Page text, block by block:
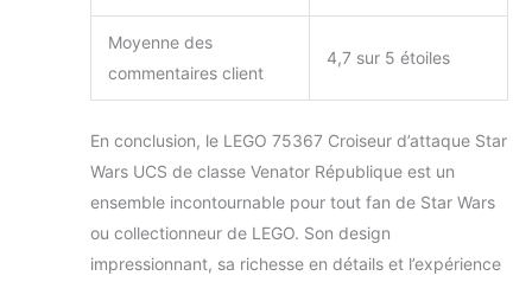
Moyenne des
commentaires client
4,7 sur 5 étoiles
En conclusion, le LEGO 75367 Croiseur d’attaque Star
Wars UCS de classe Venator République est un
ensemble incontournable pour tout fan de Star Wars
ou collectionneur de LEGO. Son design
impressionnant, sa richesse en détails et l’expérience